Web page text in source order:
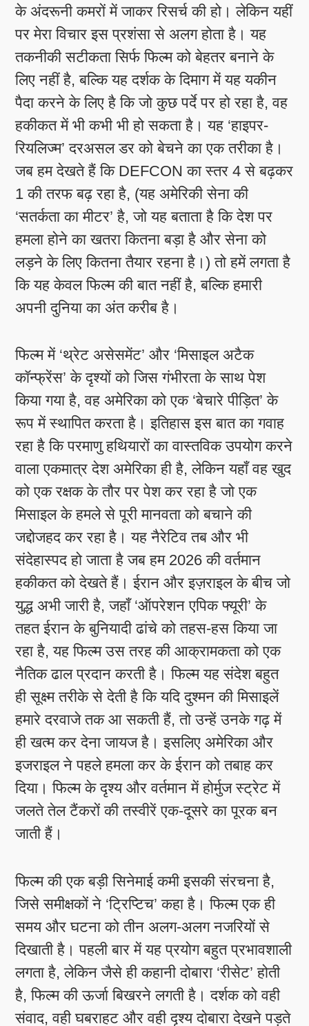
के अंदरूनी कमरों में जाकर रिसर्च की हो। लेकिन यहीं
पर मेरा विचार इस प्रशंसा से अलग होता है। यह
तकनीकी सटीकता सिर्फ फिल्म को बेहतर बनाने के
लिए नहीं है, बल्कि यह दर्शक के दिमाग में यह यकीन
पैदा करने के लिए है कि जो कुछ पर्दे पर हो रहा है, वह
हकीकत में भी कभी भी हो सकता है। यह ‘हाइपर-
रियलिज्म’ दरअसल डर को बेचने का एक तरीका है।
जब हम देखते हैं कि DEFCON का स्तर 4 से बढ़कर
1 की तरफ बढ़ रहा है, (यह अमेरिकी सेना की
‘सतर्कता का मीटर’ है, जो यह बताता है कि देश पर
हमला होने का खतरा कितना बड़ा है और सेना को
लड़ने के लिए कितना तैयार रहना है।) तो हमें लगता है
कि यह केवल फिल्म की बात नहीं है, बल्कि हमारी
अपनी दुनिया का अंत करीब है।
फिल्म में ‘थ्रेट असेसमेंट’ और ‘मिसाइल अटैक
कॉन्फ्रेंस’ के दृश्यों को जिस गंभीरता के साथ पेश
किया गया है, वह अमेरिका को एक ‘बेचारे पीड़ित’ के
रूप में स्थापित करता है। इतिहास इस बात का गवाह
रहा है कि परमाणु हथियारों का वास्तविक उपयोग करने
वाला एकमात्र देश अमेरिका ही है, लेकिन यहाँ वह खुद
को एक रक्षक के तौर पर पेश कर रहा है जो एक
मिसाइल के हमले से पूरी मानवता को बचाने की
जद्दोजहद कर रहा है। यह नैरेटिव तब और भी
संदेहास्पद हो जाता है जब हम 2026 की वर्तमान
हकीकत को देखते हैं। ईरान और इज़राइल के बीच जो
युद्ध अभी जारी है, जहाँ ‘ऑपरेशन एपिक फ्यूरी’ के
तहत ईरान के बुनियादी ढांचे को तहस-हस किया जा
रहा है, यह फिल्म उस तरह की आक्रामकता को एक
नैतिक ढाल प्रदान करती है। फिल्म यह संदेश बहुत
ही सूक्ष्म तरीके से देती है कि यदि दुश्मन की मिसाइलें
हमारे दरवाजे तक आ सकती हैं, तो उन्हें उनके गढ़ में
ही खत्म कर देना जायज है। इसलिए अमेरिका और
इजराइल ने पहले हमला कर के ईरान को तबाह कर
दिया। फिल्म के दृश्य और वर्तमान में होर्मुज स्ट्रेट में
जलते तेल टैंकरों की तस्वीरें एक-दूसरे का पूरक बन
जाती हैं।
फिल्म की एक बड़ी सिनेमाई कमी इसकी संरचना है,
जिसे समीक्षकों ने ‘ट्रिप्टिच’ कहा है। फिल्म एक ही
समय और घटना को तीन अलग-अलग नजरियों से
दिखाती है। पहली बार में यह प्रयोग बहुत प्रभावशाली
लगता है, लेकिन जैसे ही कहानी दोबारा ‘रीसेट’ होती
है, फिल्म की ऊर्जा बिखरने लगती है। दर्शक को वही
संवाद, वही घबराहट और वही दृश्य दोबारा देखने पड़ते